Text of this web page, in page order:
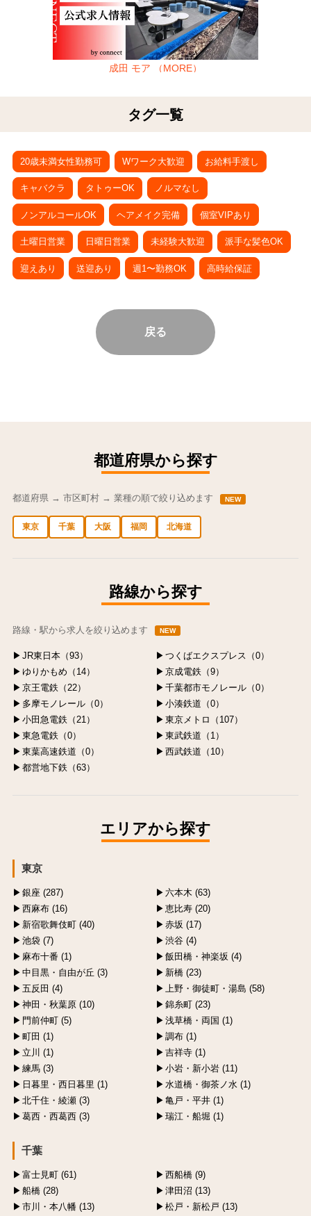
成田 モア （MORE）
タグ一覧
20歳未満女性勤務可 Wワーク大歓迎 お給料手渡し
キャバクラ タトゥーOK ノルマなし
ノンアルコールOK ヘアメイク完備 個室VIPあり
土曜日営業 日曜日営業 未経験大歓迎 派手な髪色OK
迎えあり 送迎あり 週1〜勤務OK 高時給保証
戻る
都道府県から探す
都道府県 → 市区町村 → 業種の順で絞り込めます NEW
東京 千葉 大阪 福岡 北海道
路線から探す
路線・駅から求人を絞り込めます NEW
JR東日本（93）
つくばエクスプレス（0）
ゆりかもめ（14）
京成電鉄（9）
京王電鉄（22）
千葉都市モノレール（0）
多摩モノレール（0）
小湊鉄道（0）
小田急電鉄（21）
東京メトロ（107）
東急電鉄（0）
東武鉄道（1）
東葉高速鉄道（0）
西武鉄道（10）
都営地下鉄（63）
エリアから探す
東京
銀座 (287)
六本木 (63)
西麻布 (16)
恵比寿 (20)
新宿歌舞伎町 (40)
赤坂 (17)
池袋 (7)
渋谷 (4)
麻布十番 (1)
飯田橋・神楽坂 (4)
中目黒・自由が丘 (3)
新橋 (23)
五反田 (4)
上野・御徒町・湯島 (58)
神田・秋葉原 (10)
錦糸町 (23)
門前仲町 (5)
浅草橋・両国 (1)
町田 (1)
調布 (1)
立川 (1)
吉祥寺 (1)
練馬 (3)
小岩・新小岩 (11)
日暮里・西日暮里 (1)
水道橋・御茶ノ水 (1)
北千住・綾瀬 (3)
亀戸・平井 (1)
葛西・西葛西 (3)
瑞江・船堀 (1)
千葉
富士見町 (61)
西船橋 (9)
船橋 (28)
津田沼 (13)
市川・本八幡 (13)
松戸・新松戸 (13)